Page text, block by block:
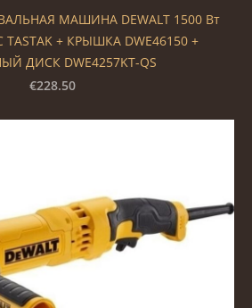
МАШИНА DEWALT 1500 Вт
+ КРЫШКА DWE46150 +
ДИСК DWE4257KT-QS
€228.50